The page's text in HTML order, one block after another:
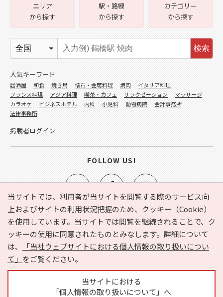
当サイトでは、利用者が当サイトを閲覧する際のサービス向
上およびサイトの利用状況把握のため、クッキー（Cookie）
を使用しています。当サイトでは閲覧を継続されることで、ク
ッキーの使用に同意されたものとみなします。詳細について
は、
「当社ウェブサイトにおける個人情報の取り扱いについ
て」 をご覧ください。
当サイトにおける
「個人情報の取り扱いについて」へ
e-NAVITA（イーナビタ）とは？ お気に入り
ヘルプ
利用規約
個人情報の取り扱いについて
運営会社
サイトマップ
広告掲載に関するお問い合わせ
エリア
から探す
駅・路線
から探す
カテゴリー
から探す
検索
人気キーワード
居酒屋 和食 焼き鳥 懐石・会席料理 焼肉
イタリア料理
フランス料理
アジア料理 喫茶・カフェ リラクゼーション
マッサージ
カラオケ
ビジネスホテル 内科 小児科 動物病院
会計事務所
法律事務所
掲載者ログイン
FOLLOW US!